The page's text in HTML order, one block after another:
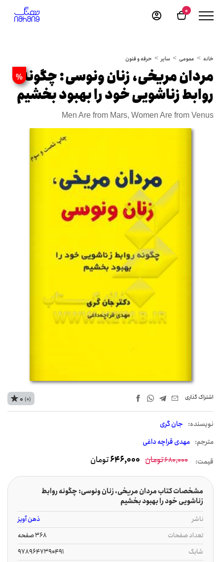
0
خانه عمومی سایر حرفه و فنون
%مردان مریخی، زنان ونوسی: چگونه
روابط زناشویی خود را بهبود بخشیم
Men Are from Mars, Women Are from Venus
اشتراک‌ گذاری
نويسنده: جان گری
مترجم: مهدی قراچه داغی
0 (0)
قیمت: 680,000تومان 646,000تومان
مشخصات کتاب مردان مریخی، زنان ونوسی: چگونه روابط
زناشویی خود را بهبود بخشیم
ناشر
ذهن آویز
تعداد صفحات
368 صفحه
شابک
9789647390491